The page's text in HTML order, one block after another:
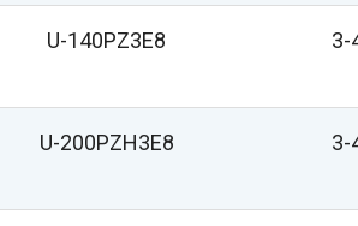
U-140PZ3E8 3-
U-200PZH3E8 3-